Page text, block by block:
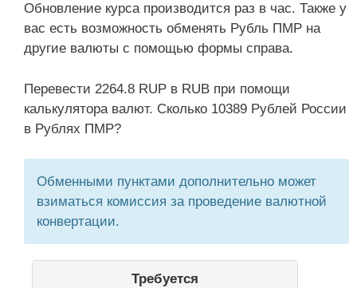
Обновление курса производится раз в час. Также у
вас есть возможность обменять Рубль ПМР на
другие валюты с помощью формы справа.
Перевести 2264.8 RUP в RUB при помощи
калькулятора валют. Сколько 10389 Рублей России
в Рублях ПМР?
Обменными пунктами дополнительно может
взиматься комиссия за проведение валютной
конвертации.
Требуется